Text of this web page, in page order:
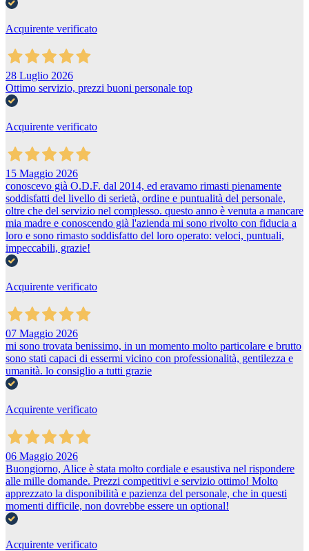
Acquirente verificato
28 Luglio 2026
Ottimo servizio, prezzi buoni personale top
Acquirente verificato
15 Maggio 2026
conoscevo già O.D.F. dal 2014, ed eravamo rimasti pienamente
soddisfatti del livello di serietà, ordine e puntualità del personale,
oltre che del servizio nel complesso. questo anno è venuta a mancare
mia madre e conoscendo già l'azienda mi sono rivolto con fiducia a
loro e sono rimasto soddisfatto del loro operato: veloci, puntuali,
impeccabili, grazie!
Acquirente verificato
07 Maggio 2026
mi sono trovata benissimo, in un momento molto particolare e brutto
sono stati capaci di essermi vicino con professionalità, gentilezza e
umanità. lo consiglio a tutti grazie
Acquirente verificato
06 Maggio 2026
Buongiorno, Alice è stata molto cordiale e esaustiva nel rispondere
alle mille domande. Prezzi competitivi e servizio ottimo! Molto
apprezzato la disponibilità e pazienza del personale, che in questi
momenti difficile, non dovrebbe essere un optional!
Acquirente verificato